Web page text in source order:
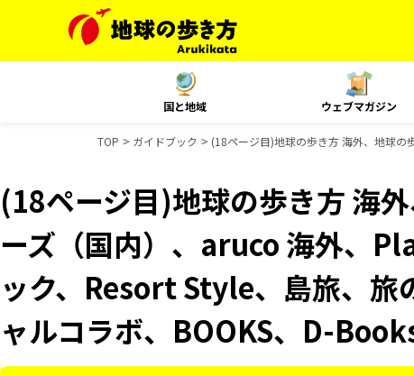
国と地域 ウェブマガジン
TOP ガイドブック (18ページ目)地球の歩き方 海外、地球の
(18ページ目)地球の歩き方 海
ーズ（国内）、aruco 海外、
ック、Resort Style、島旅、旅
ャルコラボ、BOOKS、D-